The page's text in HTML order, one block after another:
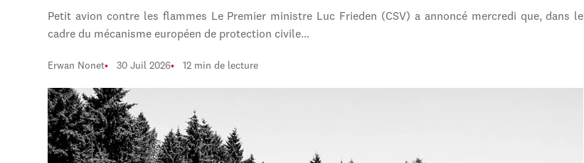
Petit avion contre les flammes Le Premier ministre Luc Frieden (CSV) a annoncé mercredi que, dans le
cadre du mécanisme européen de protection civile…
Erwan Nonet 30 Juil 2026 12 min de lecture